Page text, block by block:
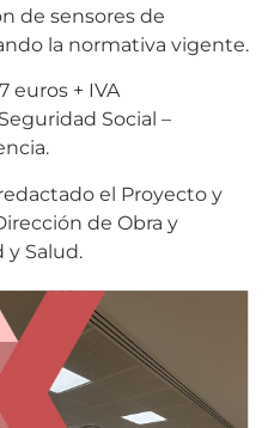
de sensores de
la normativa vigente.
euros + IVA
Social –
el Proyecto y
de Obra y
y Salud.